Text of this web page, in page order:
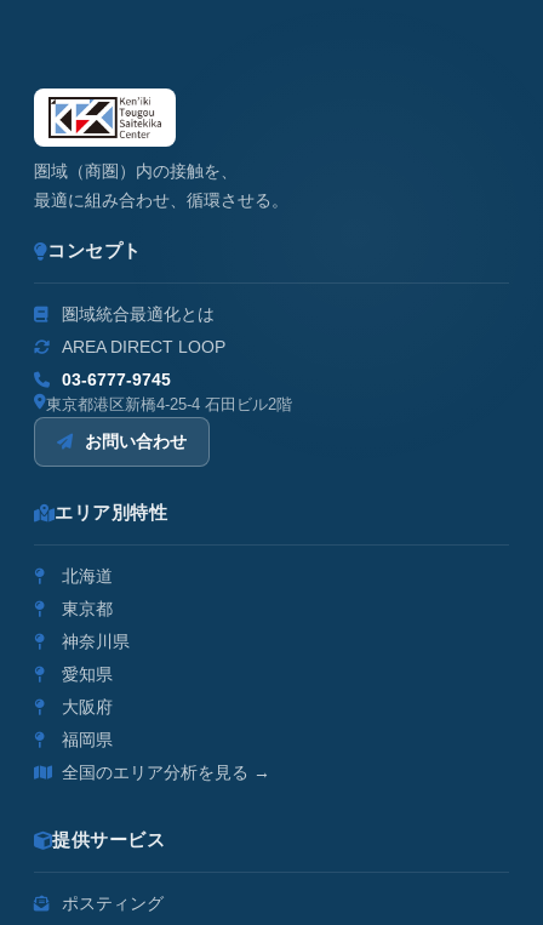
圏域（商圏）内の接触を、
最適に組み合わせ、循環させる。
コンセプト
圏域統合最適化とは
AREA DIRECT LOOP
03-6777-9745
東京都港区新橋4-25-4 石田ビル2階
お問い合わせ
エリア別特性
北海道
東京都
神奈川県
愛知県
大阪府
福岡県
全国のエリア分析を見る →
提供サービス
ポスティング